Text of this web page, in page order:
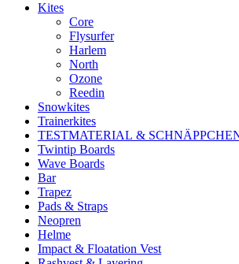
Kites
Core
Flysurfer
Harlem
North
Ozone
Reedin
Snowkites
Trainerkites
TESTMATERIAL &
Twintip Boards
Wave Boards
Bar
Trapez
Pads & Straps
Neopren
Helme
Impact & Floatation Vest